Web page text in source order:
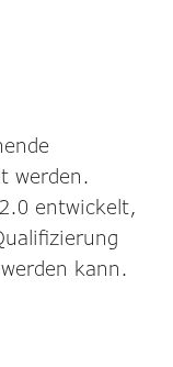
werden.
entwickelt,
kann.